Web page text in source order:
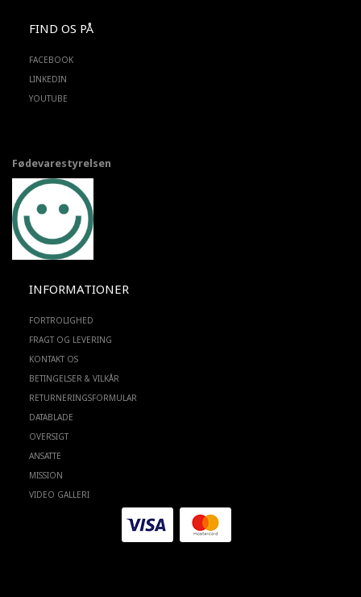
FIND OS PÅ
FACEBOOK
LINKEDIN
YOUTUBE
Fødevarestyrelsen
INFORMATIONER
FORTROLIGHED
FRAGT OG LEVERING
KONTAKT OS
BETINGELSER & VILKÅR
RETURNERINGSFORMULAR
DATABLADE
OVERSIGT
ANSATTE
MISSION
VIDEO GALLERI